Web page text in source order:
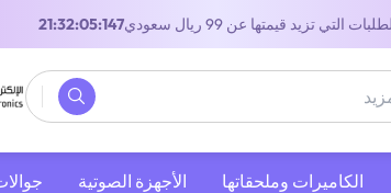
تزيد قيمتها عن 99 ريال سعودي 20:32:05:147
‫الكاميرات وملحقاتها‬ الأجهزة الصوتية